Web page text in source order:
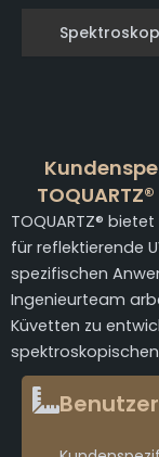
TOQUARTZ®
für reflektierende
spezifischen
Ingenieurteam
Küvetten zu